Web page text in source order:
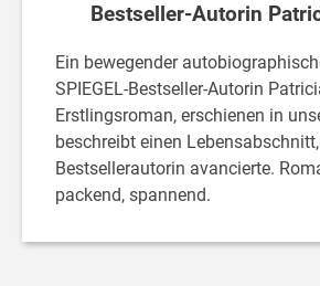
Bestseller-Autorin
Ein bewegender
SPIEGEL-Bestseller-Autorin
Erstlingsroman, erschienen in
beschreibt einen
Bestsellerautorin avancierte.
packend, spannend.